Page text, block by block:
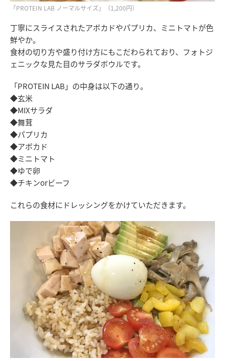
「PROTEIN LAB ノーマルサイズ」（1,200円）
丁寧にスライスされたアボカドやパプリカ、ミニトマトが色
鮮やか。
食材の切り方や盛り付け方にもこだわられており、フォトジ
ェニックな見た目のサラダボウルです。
「PROTEIN LAB」の中身は以下の通り。
◆玄米
◆MIXサラダ
◆舞茸
◆パプリカ
◆アボカド
◆ミニトマト
◆ゆで卵
◆チキンorビーフ
これらの食材にドレッシングをかけていただきます。